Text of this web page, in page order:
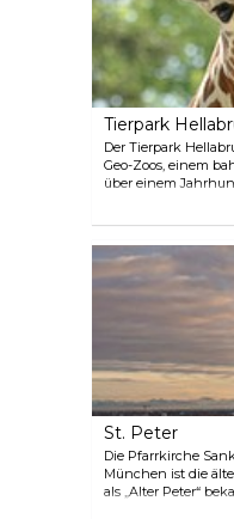
Tierpark
Der Tierpark
Geo-Zoos, einem
über einem
Tiere, die nach
halten. So können
einzigen Tag eine
ganzen Welt
Kängurus,
St. Peter
Die Pfarrkirche
München ist die
als „Alter Peter“
Wahrzeichen der